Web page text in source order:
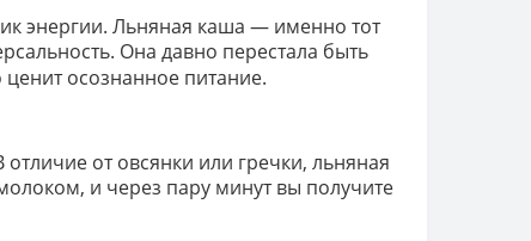
энергии. Льняная каша — именно тот
Она давно перестала быть
ценит осознанное питание.
от овсянки или гречки, льняная
и через пару минут вы получите